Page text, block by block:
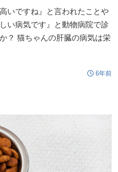
いですね』と言われたことや
い病気です』と動物病院で診
気は栄
6年前